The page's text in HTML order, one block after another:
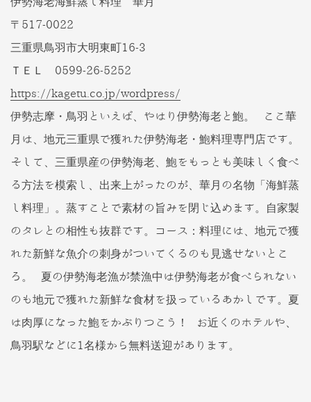
〒517-0022
三重県鳥羽市大明東町16-3
ＴＥＬ 0599-26-5252
https://kagetu.co.jp/wordpress/
伊勢志摩・鳥羽といえば、やはり伊勢海老と鮑。 ここ華
月は、地元三重県で獲れた伊勢海老・鮑料理専門店です。
そして、三重県産の伊勢海老、鮑をもっとも美味しく食べ
る方法を模索し、出来上がったのが、華月の名物「海鮮蒸
し料理」。蒸すことで素材の旨みを閉じ込めます。自家製
のタレとの相性も抜群です。コース：料理には、地元で獲
れた新鮮な魚介の刺身がついてくるのも見逃せないとこ
ろ。 夏の伊勢海老漁が禁漁中は伊勢海老が食べられない
のも地元で獲れた新鮮な食材を扱っているあかしです。夏
は肉厚になった鮑をかぶりつこう！ お近くのホテルや、
鳥羽駅などに1名様から無料送迎があります。